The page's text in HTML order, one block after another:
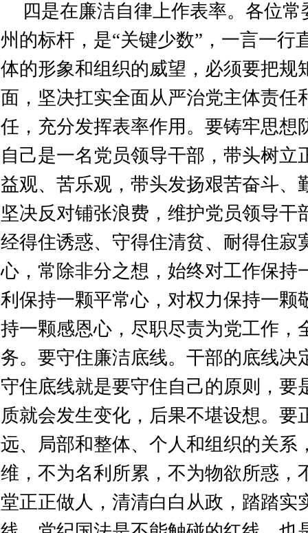
四是在廉洁自律上作表率。各位
州的标杆，是“关键少数”，一言一行
体的形象和组织的威望，必须要把规
面，坚决扛实全面从严治党主体责任
任，充分发挥表率作用。要铸牢思想
自己是一名党员领导干部，带头树立
益观、苦乐观，带头发扬艰苦奋斗、
坚决反对铺张浪费，维护党员领导干
经得住诱惑、守得住清贫、耐得住寂
心，常除非分之想，始终对工作保持
利保持一颗平常心，对权力保持一颗
持一颗感恩心，尽职尽责为党工作，
务。要守住廉洁底线。干部的底线决
守住底线就是要守住自己的原则，要
质就会发生变化，后果不堪设想。要
远、局部和整体、个人和组织的关系
维，不为名利所累，不为物欲所惑，
堂正正做人，清清白白从政，踏踏实